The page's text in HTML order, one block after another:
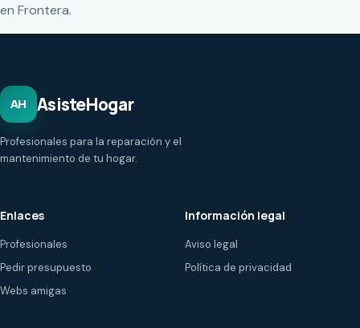
en Frontera.
AH AsisteHogar
Profesionales para la reparación y el
mantenimiento de tu hogar.
Enlaces
Profesionales
Pedir presupuesto
Webs amigas
Información legal
Aviso legal
Política de privacidad